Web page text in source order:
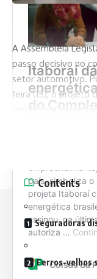
A Assembleia
passo decisivo no
setor automotivo.
feira (15), o projeto
apontados como
Contents
Seguradoras
Ferros-velhos